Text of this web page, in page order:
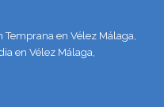
Temprana en Vélez Málaga,
en Vélez Málaga,